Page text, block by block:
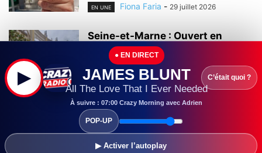
EN UNE Fiona Faria - 29 juillet 2026
Seine-et-Marne : Ouvert en
2000, le centre commercial Val
d’Europe continue...
EN UNE Fiona Faria - 28 juillet 2026
Seine-et-Marne :
L’universitarisation du Grand
Hôpital de l’Est Francilien (GHEF)
▶
● EN DIRECT
JAMES BLUNT
All The Love That I Ever Needed
À suivre : 07:00 Crazy Morning avec Adrien
▶ Activer l’autoplay
C’était quoi ?
POP-UP